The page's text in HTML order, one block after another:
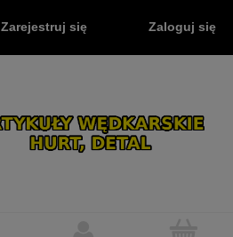
Zarejestruj się Zaloguj się